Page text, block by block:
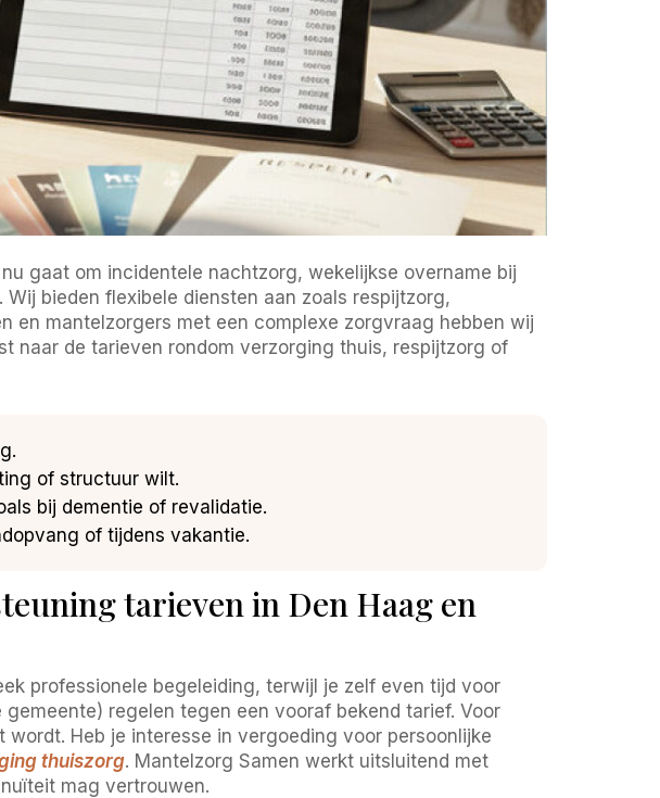
gaat om incidentele nachtzorg, wekelijkse overname bij
bieden flexibele diensten aan zoals respijtzorg,
en mantelzorgers met een complexe zorgvraag hebben wij
naar de tarieven rondom verzorging thuis, respijtzorg of
of structuur wilt.
bij dementie of revalidatie.
of tijdens vakantie.
tarieven in Den Haag en
professionele begeleiding, terwijl je zelf even tijd voor
regelen tegen een vooraf bekend tarief. Voor
Heb je interesse in vergoeding voor persoonlijke
thuiszorg. Mantelzorg Samen werkt uitsluitend met
mag vertrouwen.